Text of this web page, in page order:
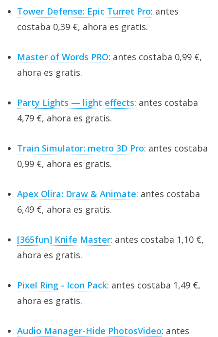
Tower Defense: Epic Turret Pro: antes
costaba 0,39 €, ahora es gratis.
Master of Words PRO: antes costaba 0,99 €,
ahora es gratis.
Party Lights — light effects: antes costaba
4,79 €, ahora es gratis.
Train Simulator: metro 3D Pro: antes costaba
0,99 €, ahora es gratis.
Apex Olira: Draw & Animate: antes costaba
6,49 €, ahora es gratis.
[365fun] Knife Master: antes costaba 1,10 €,
ahora es gratis.
Pixel Ring - Icon Pack: antes costaba 1,49 €,
ahora es gratis.
Audio Manager-Hide PhotosVideo: antes